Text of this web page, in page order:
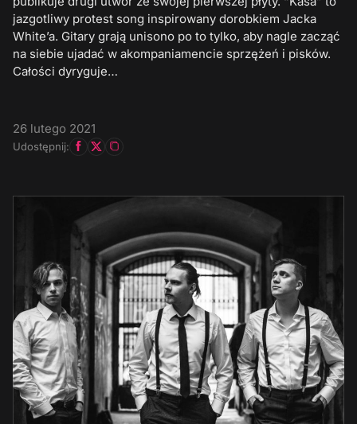
jazgotliwy protest song inspirowany dorobkiem Jacka
White’a. Gitary grają unisono po to tylko, aby nagle zacząć
na siebie ujadać w akompaniamencie sprzężeń i pisków.
Całości dyryguje…
26 lutego 2021
Udostępnij: